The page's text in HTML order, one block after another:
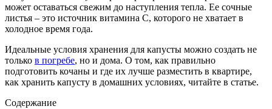
может оставаться свежим до наступления тепла. Ее сочные
листья – это источник витамина С, которого не хватает в
холодное время года.
Идеальные условия хранения для капусты можно создать не
только в погребе, но и дома. О том, как правильно
подготовить кочаны и где их лучше разместить в квартире,
как хранить капусту в домашних условиях, читайте в статье.
Содержание